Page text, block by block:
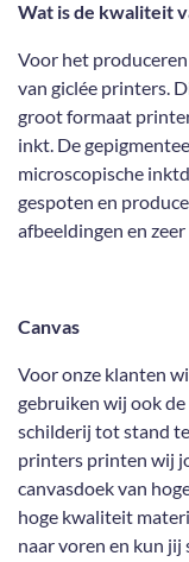
Wat is de kwaliteit
Voor het
van giclée printers.
groot formaat
inkt. De
microscopische
gespoten en
afbeeldingen en
Canvas
Voor onze klanten
gebruiken wij ook
schilderij tot stand
printers printen wij
canvasdoek van
hoge kwaliteit
naar voren en kun